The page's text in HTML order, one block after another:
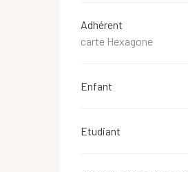
Adhérent
carte Hexagone
Enfant
Etudiant